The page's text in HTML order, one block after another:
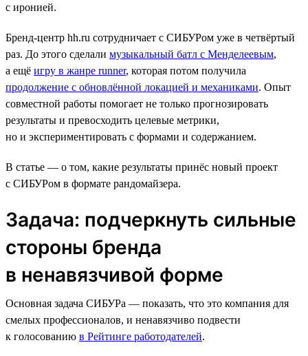
с иронией.
Бренд-центр hh.ru сотрудничает с СИБУРом уже в четвёртый
раз. До этого сделали музыкальный батл с Менделеевым,
а ещё игру в жанре runner, которая потом получила
продолжение с обновлённой локацией и механиками. Опыт
совместной работы помогает не только прогнозировать
результаты и превосходить целевые метрики,
но и экспериментировать с формами и содержанием.
В статье — о том, какие результаты принёс новый проект
с СИБУРом в формате рандомайзера.
Задача: подчеркнуть сильные
стороны бренда
в ненавязчивой форме
Основная задача СИБУРа — показать, что это компания для
смелых профессионалов, и ненавязчиво подвести
к голосованию в Рейтинге работодателей.